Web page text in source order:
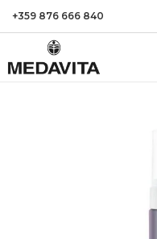
+359 876 666 840